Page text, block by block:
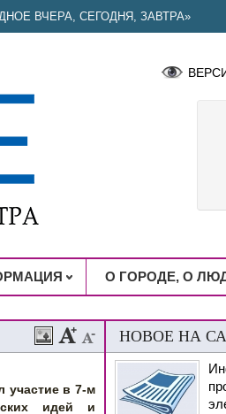
ВЧЕРА, СЕГОДНЯ, ЗАВТРА»
О ГОРОДЕ, О
участие в 7-м
идей и
НОВОЕ НА